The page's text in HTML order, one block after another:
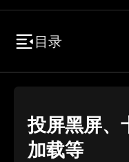
目录
投屏黑屏、
加载等